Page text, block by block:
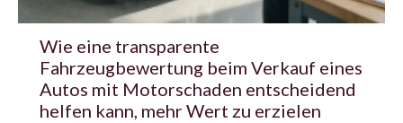
Wie eine transparente
Fahrzeugbewertung beim Verkauf eines
Autos mit Motorschaden entscheidend
helfen kann, mehr Wert zu erzielen